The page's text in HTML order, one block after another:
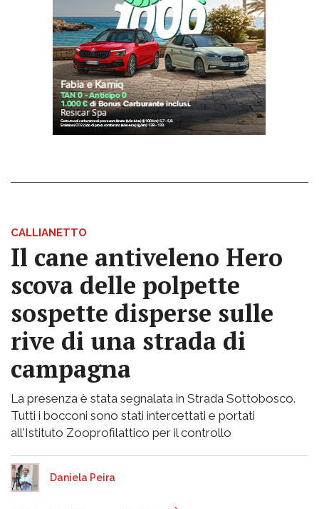
CALLIANETTO
Il cane antiveleno Hero
scova delle polpette
sospette disperse sulle
rive di una strada di
campagna
La presenza è stata segnalata in Strada Sottobosco.
Tutti i bocconi sono stati intercettati e portati
all'Istituto Zooprofilattico per il controllo
Daniela Peira